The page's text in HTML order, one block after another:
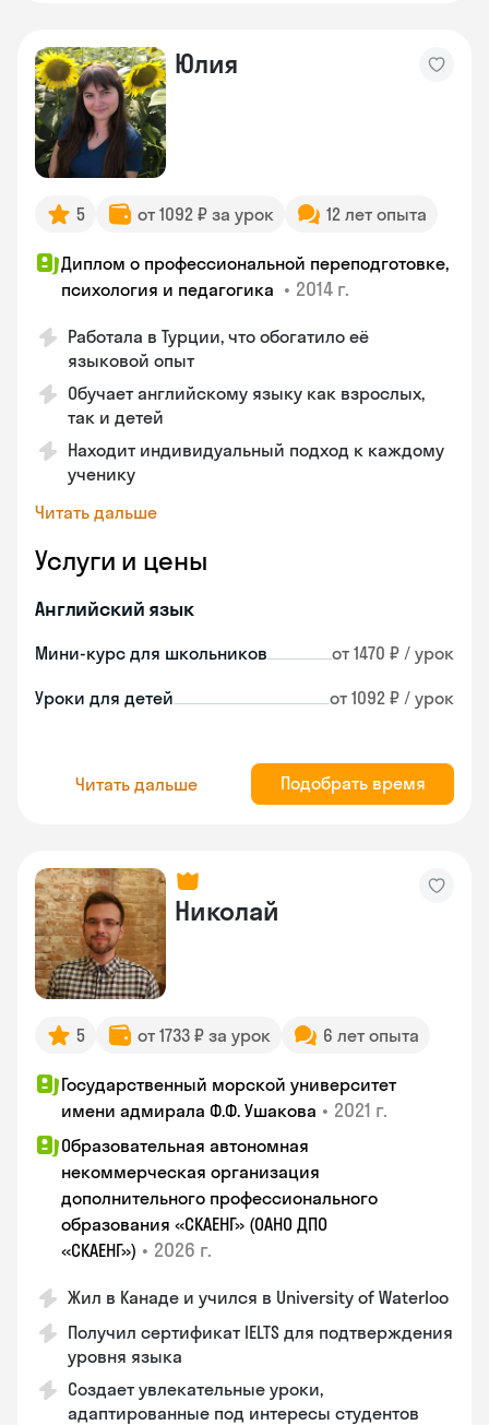
Юлия
5 от 1092 ₽ за урок 12 лет опыта
Диплом о профессиональной переподготовке,
психология и педагогика • 2014 г.
Работала в Турции, что обогатило её
языковой опыт
Обучает английскому языку как взрослых,
так и детей
Находит индивидуальный подход к каждому
ученику
Читать дальше
Услуги и цены
Английский язык
Мини-курс для школьников от 1470 ₽ / урок
Уроки для детей от 1092 ₽ / урок
Читать дальше Подобрать время
Николай
5 от 1733 ₽ за урок 6 лет опыта
Государственный морской университет
имени адмирала Ф.Ф. Ушакова • 2021 г.
Образовательная автономная
некоммерческая организация
дополнительного профессионального
образования «СКАЕНГ» (ОАНО ДПО
«СКАЕНГ») • 2026 г.
Жил в Канаде и учился в University of Waterloo
Получил сертификат IELTS для подтверждения
уровня языка
Создает увлекательные уроки,
адаптированные под интересы студентов